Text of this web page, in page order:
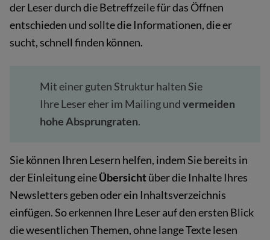
der Leser durch die Betreffzeile für das Öffnen
entschieden und sollte die Informationen, die er
sucht, schnell finden können.
Mit einer guten Struktur halten Sie
Ihre Leser eher im Mailing undvermeiden
hohe Absprungraten.
Sie können Ihren Lesern helfen, indem Sie bereits in
der Einleitung eineÜbersichtüber die Inhalte Ihres
Newsletters geben oder ein Inhaltsverzeichnis
einfügen. So erkennen Ihre Leser auf den ersten Blick
die wesentlichen Themen, ohne lange Texte lesen